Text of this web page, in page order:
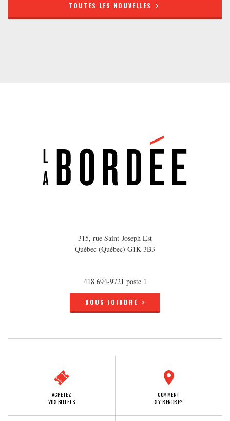
TOUTES LES NOUVELLES
315, rue Saint-Joseph Est
Québec (Québec) G1K 3B3
418 694-9721 poste 1
NOUS JOINDRE
ACHETEZ
VOS BILLETS
COMMENT
S'Y RENDRE?